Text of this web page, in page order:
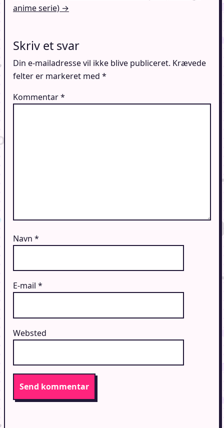
anime serie) →
Skriv et svar
Din e-mailadresse vil ikke blive publiceret. Krævede
felter er markeret med *
Kommentar*
Navn *
E-mail *
Websted